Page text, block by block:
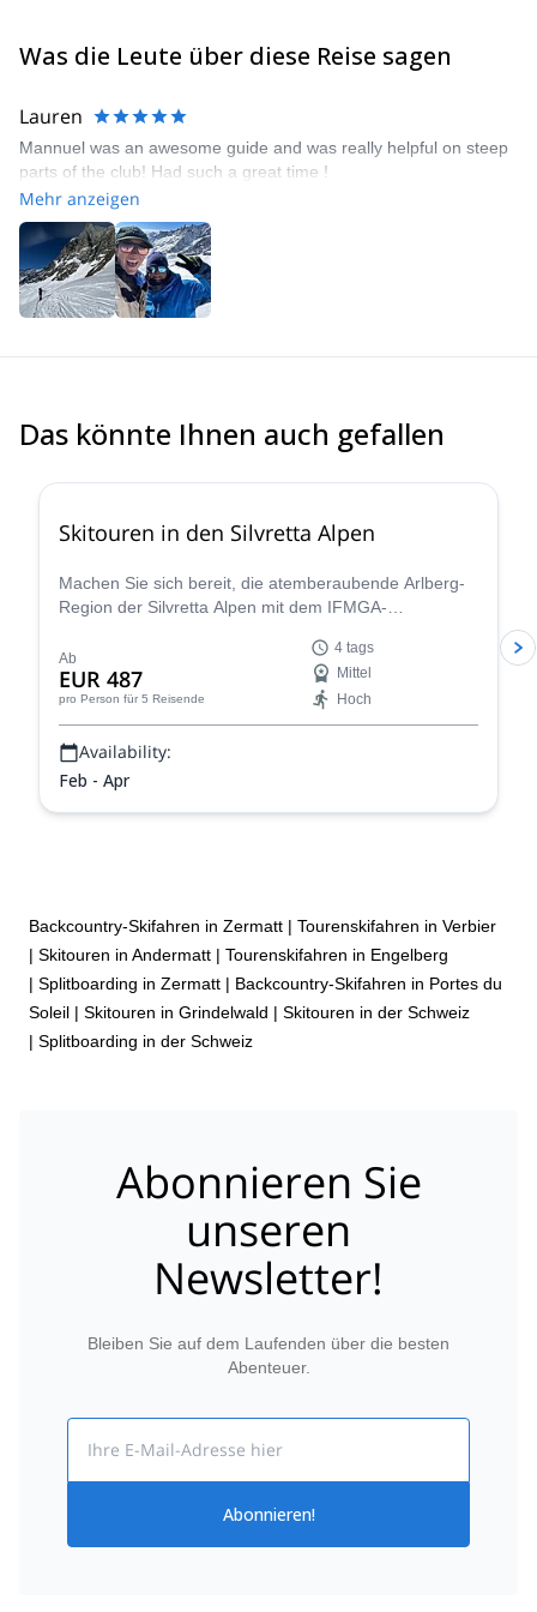
Was die Leute über diese Reise sagen
Lauren
Mannuel was an awesome guide and was really helpful on steep
parts of the club! Had such a great time !
Mehr anzeigen
Das könnte Ihnen auch gefallen4.4
Skitouren in den Silvretta Alpen
Machen Sie sich bereit, die atemberaubende Arlberg-
Region der Silvretta Alpen mit dem IFMGA-
Sie ikonische Gipfel wie den Piz Buin und entdecken
Sie die vielen versteckten Täler, die auf Sie warten.
Ab
EUR 487
pro Person für 5 Reisende
4 tags
Mittel
Hoch
Availability:
Feb - Apr
Backcountry-Skifahren in Zermatt | Tourenskifahren in Verbier
| Skitouren in Andermatt | Tourenskifahren in Engelberg
| Splitboarding in Zermatt | Backcountry-Skifahren in Portes du
Soleil | Skitouren in Grindelwald | Skitouren in der Schweiz
| Splitboarding in der Schweiz
Abonnieren Sie
unseren
Newsletter!
Bleiben Sie auf dem Laufenden über die besten
Abenteuer.
Abonnieren!